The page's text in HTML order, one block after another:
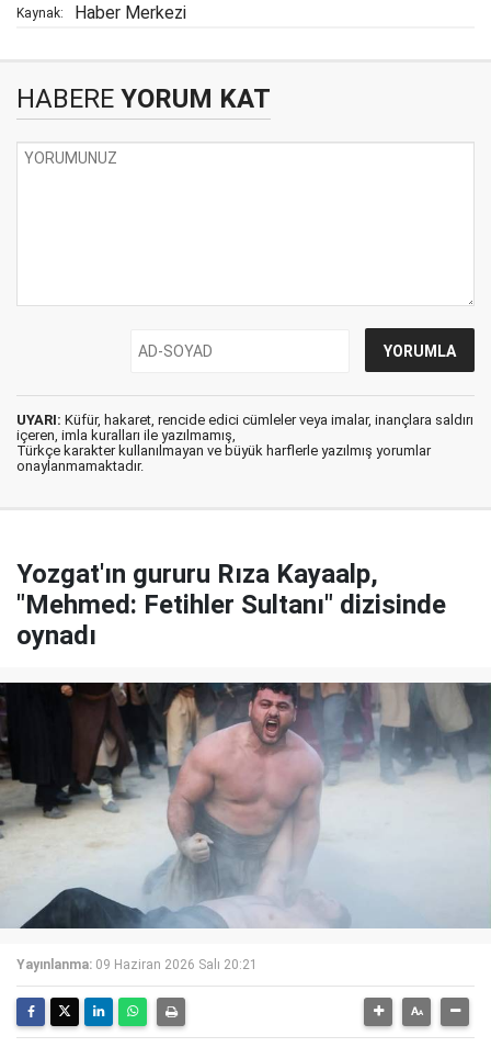
Kaynak: Haber Merkezi
HABERE YORUM KAT
UYARI: Küfür, hakaret, rencide edici cümleler veya imalar, inançlara saldırı
içeren, imla kuralları ile yazılmamış,
Türkçe karakter kullanılmayan ve büyük harflerle yazılmış yorumlar
onaylanmamaktadır.
Yozgat'ın gururu Rıza Kayaalp,
"Mehmed: Fetihler Sultanı" dizisinde
oynadı
Yayınlanma: 09 Haziran 2026 Salı 20:21